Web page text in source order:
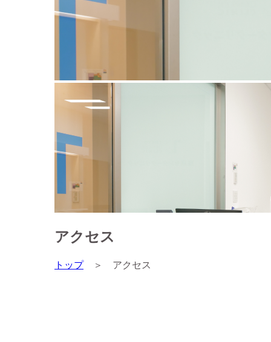
アクセス
トップ＞ アクセス